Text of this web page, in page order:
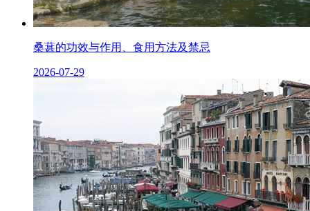
桑葚的功效与作用、食用方法及禁忌
2026-07-29